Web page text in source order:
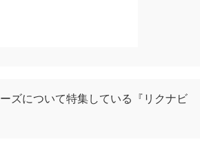
ズについて特集している『リクナビ